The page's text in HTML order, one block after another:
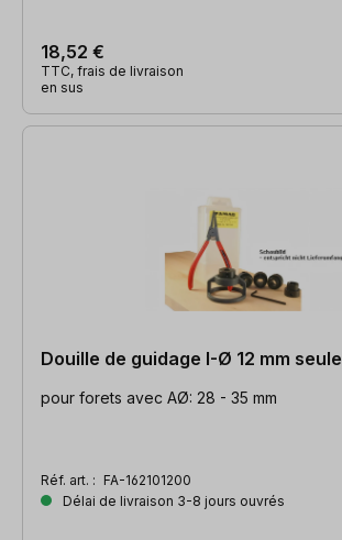
18,52 €
TTC, frais de livraison
en sus
Douille de guidage I-Ø 12 mm seule
pour forets avec AØ: 28 - 35 mm
Réf. art. : FA-162101200
Délai de livraison 3-8 jours ouvrés